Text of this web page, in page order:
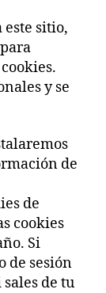
este sitio,
y se
de
de
cookies
Si
de sesión
de tu